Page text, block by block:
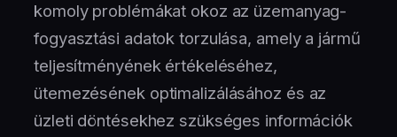
komoly problémákat okoz az üzemanyag-
fogyasztási adatok torzulása, amely a jármű
teljesítményének értékeléséhez,
ütemezésének optimalizálásához és az
üzleti döntésekhez szükséges információk